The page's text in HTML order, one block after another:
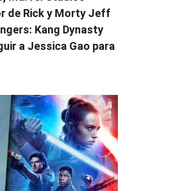
de Rick y Morty Jeff
Kang Dynasty
a Jessica Gao para